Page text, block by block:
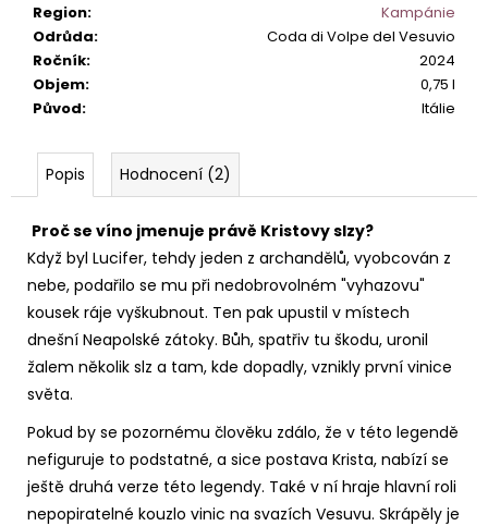
Region:
Kampánie
Odrůda:
Coda di Volpe del Vesuvio
Ročník:
2024
Objem:
0,75 l
Původ: Itálie
Popis Hodnocení (2)
Proč se víno jmenuje právě Kristovy slzy?
Když byl Lucifer, tehdy jeden z archandělů, vyobcován z
nebe, podařilo se mu při nedobrovolném "vyhazovu"
kousek ráje vyškubnout. Ten pak upustil v místech
dnešní Neapolské zátoky. Bůh, spatřiv tu škodu, uronil
žalem několik slz a tam, kde dopadly, vznikly první vinice
světa.
Pokud by se pozornému člověku zdálo, že v této legendě
nefiguruje to podstatné, a sice postava Krista, nabízí se
ještě druhá verze této legendy. Také v ní hraje hlavní roli
nepopiratelné kouzlo vinic na svazích Vesuvu. Skrápěly je
SUSUMANIELLO
SALENTO
SERRE
IGP
Kč